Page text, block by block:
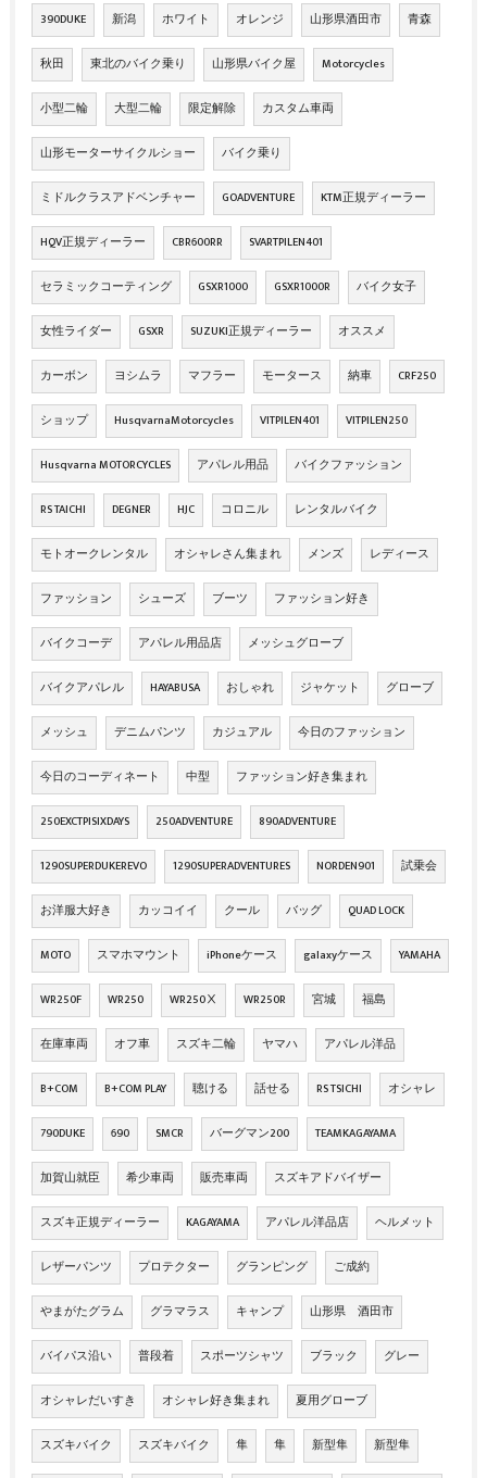
390DUKE 新潟 ホワイト オレンジ 山形県酒田市 青森
秋田 東北のバイク乗り 山形県バイク屋 Motorcycles
小型二輪 大型二輪 限定解除 カスタム車両
山形モーターサイクルショー バイク乗り
ミドルクラスアドベンチャー GOADVENTURE KTM正規ディーラー
HQV正規ディーラー CBR600RR SVARTPILEN401
セラミックコーティング GSXR1000 GSXR1000R バイク女子
女性ライダー GSXR SUZUKI正規ディーラー オススメ
カーボン ヨシムラ マフラー モータース 納車 CRF250
ショップ HusqvarnaMotorcycles VITPILEN401 VITPILEN250
Husqvarna MOTORCYCLES アパレル用品 バイクファッション
RS TAICHI DEGNER HJC コロニル レンタルバイク
モトオークレンタル オシャレさん集まれ メンズ レディース
ファッション シューズ ブーツ ファッション好き
バイクコーデ アパレル用品店 メッシュグローブ
バイクアパレル HAYABUSA おしゃれ ジャケット グローブ
メッシュ デニムパンツ カジュアル 今日のファッション
今日のコーディネート 中型 ファッション好き集まれ
250EXCTPISIXDAYS 250ADVENTURE 890ADVENTURE
1290SUPERDUKEREVO 1290SUPERADVENTURES NORDEN901 試乗会
お洋服大好き カッコイイ クール バッグ QUAD LOCK
MOTO スマホマウント iPhoneケース galaxyケース YAMAHA
WR250F WR250 WR250Ⅹ WR250R 宮城 福島
在庫車両 オフ車 スズキ二輪 ヤマハ アパレル洋品
B+COM B+COM PLAY 聴ける 話せる RS TSICHI オシャレ
790DUKE 690 SMCR バーグマン200 TEAMKAGAYAMA
加賀山就臣 希少車両 販売車両 スズキアドバイザー
スズキ正規ディーラー KAGAYAMA アパレル洋品店 ヘルメット
レザーパンツ プロテクター グランピング ご成約
やまがたグラム グラマラス キャンプ 山形県 酒田市
バイパス沿い 普段着 スポーツシャツ ブラック グレー
オシャレだいすき オシャレ好き集まれ 夏用グローブ
スズキバイク スズキバイク 隼 隼 新型隼 新型隼